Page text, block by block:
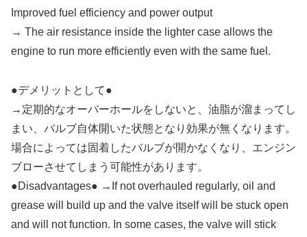
Improved fuel efficiency and power output
→ The air resistance inside the lighter case allows the
engine to run more efficiently even with the same fuel.
●デメリットとして●
→定期的なオーバーホールをしないと、油脂が溜まってし
まい、バルブ自体開いた状態となり効果が無くなります。
場合によっては固着したバルブが開かなくなり、エンジン
ブローさせてしまう可能性があります。
●Disadvantages● →If not overhauled regularly, oil and
grease will build up and the valve itself will be stuck open
and will not function. In some cases, the valve will stick